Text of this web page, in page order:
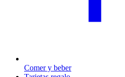
Comer y beber